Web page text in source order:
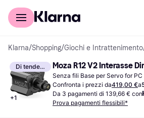
Per il tuo shopping
Klarna/Shopping/Giochi e Intrattenimento
Di tendenza
+1
Moza R12 V2 Interasse
Senza fili Base per Servo for PC
Confronta i prezzi da419,00 €a
Da 3 pagamenti di 139,66 € con
Prova pagamenti flessibili*